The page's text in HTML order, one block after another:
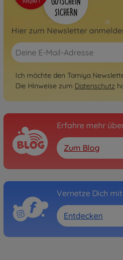
Hier zum Newsletter
Ich möchte den Tamiya
Die Hinweise zum Datenschutz
Erfahre mehr
Zum Blog
Vernetze Dich
Entdecken